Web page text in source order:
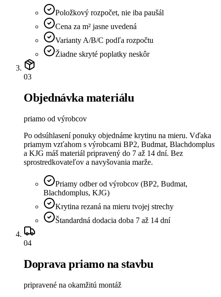
Položkový rozpočet, nie iba paušál
Cena za m² jasne uvedená
Varianty A/B/C podľa rozpočtu
Žiadne skryté poplatky neskôr
03
Objednávka materiálu
priamo od výrobcov
Po odsúhlasení ponuky objednáme krytinu na mieru. Vďaka
priamym vzťahom s výrobcami BP2, Budmat, Blachdomplus
a KJG máš materiál pripravený do 7 až 14 dní. Bez
sprostredkovateľov a navyšovania marže.
Priamy odber od výrobcov (BP2, Budmat,
Blachdomplus, KJG)
Krytina rezaná na mieru tvojej strechy
Štandardná dodacia doba 7 až 14 dní
04
Doprava priamo na stavbu
pripravené na okamžitú montáž